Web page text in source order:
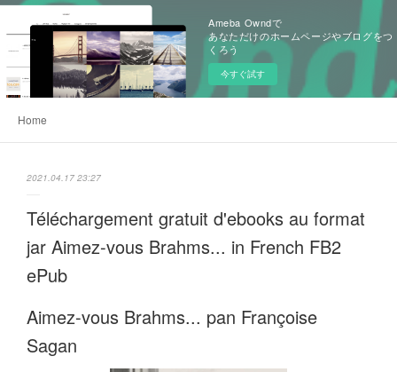
Ameba Owndで
あなただけのホームページやブログをつ
くろう
今すぐ試す
Home
2021.04.17 23:27
Téléchargement gratuit d'ebooks au format
jar Aimez-vous Brahms... in French FB2
ePub
Aimez-vous Brahms... pan Françoise
Sagan